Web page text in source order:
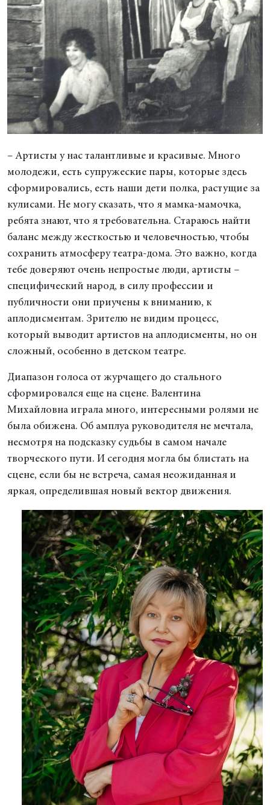
– Артисты у нас талантливые и красивые. Много
молодежи, есть супружеские пары, которые здесь
сформировались, есть наши дети полка, растущие за
кулисами. Не могу сказать, что я мамка-мамочка,
ребята знают, что я требовательна. Стараюсь найти
баланс между жесткостью и человечностью, чтобы
сохранить атмосферу театра-дома. Это важно, когда
тебе доверяют очень непростые люди, артисты –
специфический народ, в силу профессии и
публичности они приучены к вниманию, к
аплодисментам. Зрителю не видим процесс,
который выводит артистов на аплодисменты, но он
сложный, особенно в детском театре.
Диапазон голоса от журчащего до стального
сформировался еще на сцене. Валентина
Михайловна играла много, интересными ролями не
была обижена. Об амплуа руководителя не мечтала,
несмотря на подсказку судьбы в самом начале
творческого пути. И сегодня могла бы блистать на
сцене, если бы не встреча, самая неожиданная и
яркая, определившая новый вектор движения.